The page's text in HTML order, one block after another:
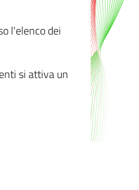
l'elenco dei
si attiva un